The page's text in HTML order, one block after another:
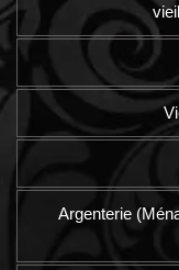
Argenterie